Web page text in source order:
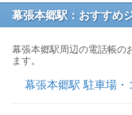
幕張本郷駅：おすすめ
幕張本郷駅周辺の電話帳の
ます。
幕張本郷駅 駐車場・